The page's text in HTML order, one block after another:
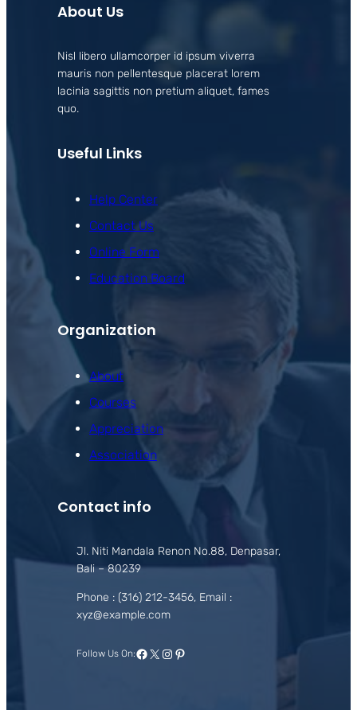
About Us
Nisl libero ullamcorper id ipsum viverra
mauris non pellentesque placerat lorem
lacinia sagittis non pretium aliquet, fames
quo.
Useful Links
Help Center
Contact Us
Online Form
Education Board
Organization
About
Courses
Appreciation
Association
Contact info
Jl. Niti Mandala Renon No.88, Denpasar,
Bali – 80239
Phone : (316) 212-3456, Email :
xyz@example.com
Follow Us On:Facebook
X Instagram
Pinterest